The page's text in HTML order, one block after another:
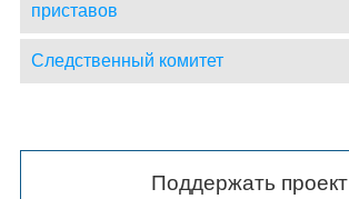
приставов
Следственный комитет
Поддержать проект